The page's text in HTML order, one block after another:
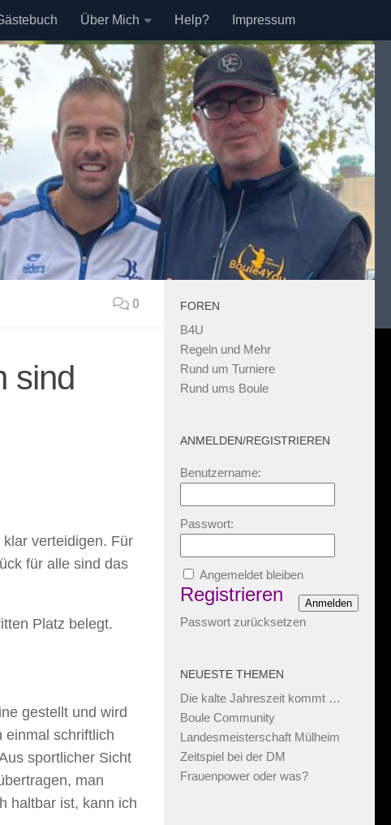
Über Mich Help? Impressum
0
sind
verteidigen. Für
für alle sind das
Platz belegt.
gestellt und wird
einmal schriftlich
sportlicher Sicht
man
haltbar ist, kann ich
FOREN
B4U
Regeln und Mehr
Rund um Turniere
Rund ums Boule
ANMELDEN/REGISTRIEREN
Benutzername:
Passwort:
Angemeldet bleiben
Anmelden
Registrieren
Passwort zurücksetzen
NEUESTE THEMEN
Die kalte Jahreszeit kommt …
Boule Community
Landesmeisterschaft Mülheim
Zeitspiel bei der DM
Frauenpower oder was?